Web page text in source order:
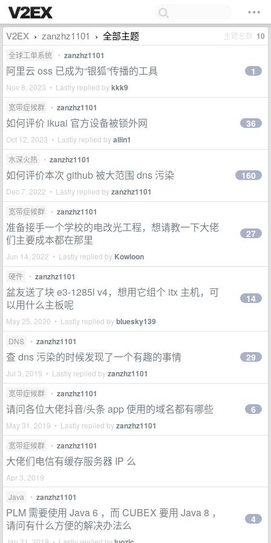
V2EX › zanzhz1101 › 全部主题 主题总数 10
全球工单系统 • zanzhz1101
阿里云 oss 已成为“银狐”传播的工具
Nov 8, 2023 • Lastly replied bykkk9
1
宽带症候群 • zanzhz1101
如何评价 ikuai 官方设备被锁外网
Oct 12, 2023 • Lastly replied byallin1
36
水深火热 • zanzhz1101
如何评价本次 github 被大范围 dns 污染
Dec 7, 2022 • Lastly replied byzanzhz1101
160
宽带症候群 • zanzhz1101
准备接手一个学校的电改光工程，想请教一下大佬
们主要成本都在那里
Jun 14, 2022 • Lastly replied by Kowloon
27
硬件 • zanzhz1101
盆友送了块 e3-1285l v4，想用它组个 itx 主机，可
以用什么主板呢
May 25, 2020 • Lastly replied bybluesky139
14
DNS • zanzhz1101
查 dns 污染的时候发现了一个有趣的事情
Jul 3, 2019 • Lastly replied byzanzhz1101
29
宽带症候群 • zanzhz1101
请问各位大佬抖音/头条 app 使用的域名都有哪些
May 31, 2019 • Lastly replied byzanzhz1101
6
宽带症候群 • zanzhz1101
大佬们电信有缓存服务器 IP 么
Apr 3, 2019
Java
• zanzhz1101
PLM 需要使用 Java 6 ，而 CUBEX 要用 Java 8 ，
请问有什么方便的解决办法么
4